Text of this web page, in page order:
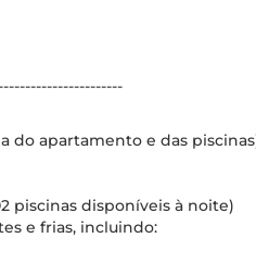
do apartamento e das
piscinas disponíveis à noite)
e frias, incluindo: